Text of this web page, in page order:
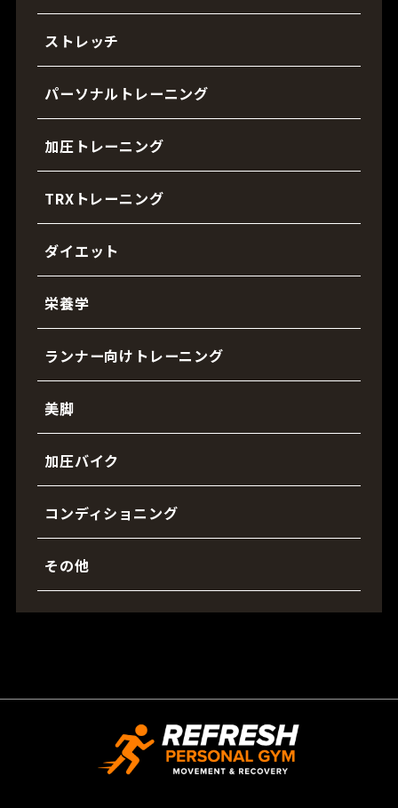
ストレッチ
パーソナルトレーニング
加圧トレーニング
TRXトレーニング
ダイエット
栄養学
ランナー向けトレーニング
美脚
加圧バイク
コンディショニング
その他